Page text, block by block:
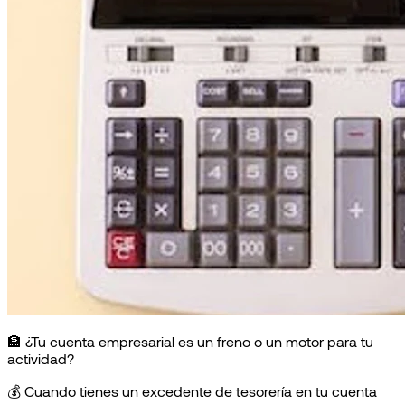
🏦 ¿Tu cuenta empresarial es un freno o un motor para tu
actividad?
💰 Cuando tienes un excedente de tesorería en tu cuenta